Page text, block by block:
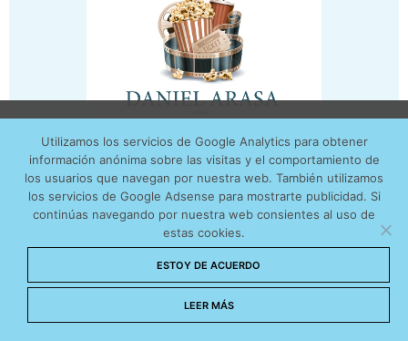
Utilizamos los servicios de Google Analytics para obtener
información anónima sobre las visitas y el comportamiento de
los usuarios que navegan por nuestra web. También utilizamos
los servicios de Google Adsense para mostrarte publicidad. Si
continúas navegando por nuestra web consientes al uso de
estas cookies.
ESTOY DE ACUERDO
LEER MÁS
tráfico web que recibimos y conocer los servicios que
más os interesan. Puede cambiar las preferencias y
obtener más información sobre las cookies que
utilizamos en nuestra Política de cookies
Aceptar cookies
No permitir cookies